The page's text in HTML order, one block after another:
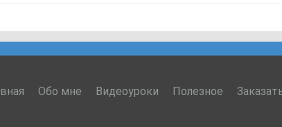
Обо мне Видеоуроки Полезное